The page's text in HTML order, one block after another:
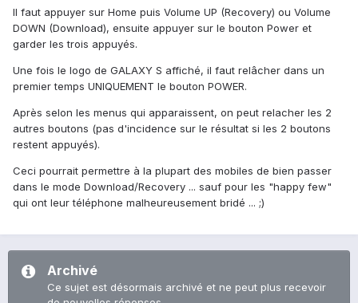
Il faut appuyer sur Home puis Volume UP (Recovery) ou Volume
DOWN (Download), ensuite appuyer sur le bouton Power et
garder les trois appuyés.
Une fois le logo de GALAXY S affiché, il faut relâcher dans un
premier temps UNIQUEMENT le bouton POWER.
Après selon les menus qui apparaissent, on peut relacher les 2
autres boutons (pas d'incidence sur le résultat si les 2 boutons
restent appuyés).
Ceci pourrait permettre à la plupart des mobiles de bien passer
dans le mode Download/Recovery ... sauf pour les "happy few"
qui ont leur téléphone malheureusement bridé ... ;)
Archivé
Ce sujet est désormais archivé et ne peut plus recevoir